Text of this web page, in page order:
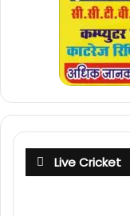
Live Cricket